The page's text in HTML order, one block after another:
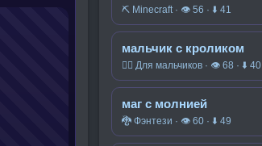
⛏️ Minecraft · 👁 56 · ⬇ 41
мальчик с кроликом
🧍‍♂️ Для мальчиков · 👁 68 · ⬇ 40
маг с молнией
🐉 Фэнтези · 👁 60 · ⬇ 49